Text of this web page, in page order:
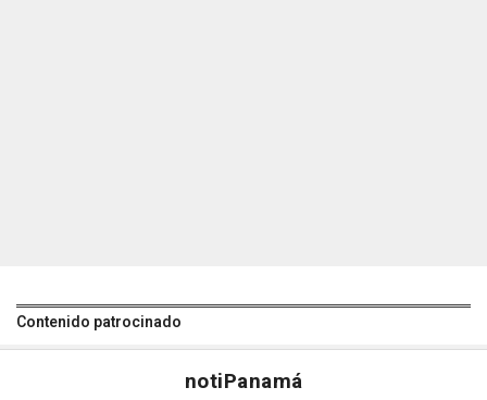
Contenido patrocinado
notiPanamá